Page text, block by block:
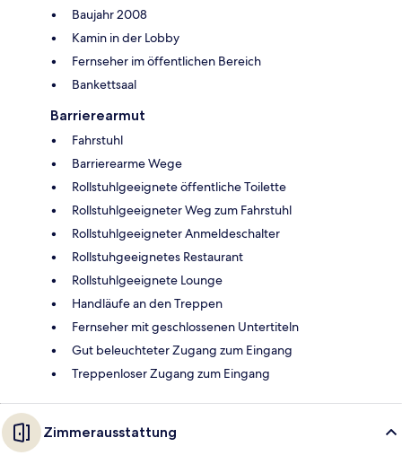
Baujahr 2008
Kamin in der Lobby
Fernseher im öffentlichen Bereich
Bankettsaal
Barrierearmut
Fahrstuhl
Barrierearme Wege
Rollstuhlgeeignete öffentliche Toilette
Rollstuhlgeeigneter Weg zum Fahrstuhl
Rollstuhlgeeigneter Anmeldeschalter
Rollstuhgeeignetes Restaurant
Rollstuhlgeeignete Lounge
Handläufe an den Treppen
Fernseher mit geschlossenen Untertiteln
Gut beleuchteter Zugang zum Eingang
Treppenloser Zugang zum Eingang
Zimmerausstattung